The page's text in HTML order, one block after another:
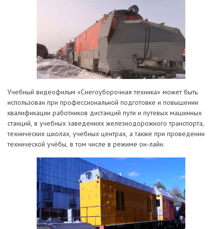
Учебный видеофильм «Снегоуборочная техника» может быть
использован при профессиональной подготовке и повышении
квалификации работников дистанций пути и путевых машинных
станций, в учебных заведениях железнодорожного транспорта,
технических школах, учебных центрах, а также при проведении
технической учёбы, в том числе в режиме он-лайн.